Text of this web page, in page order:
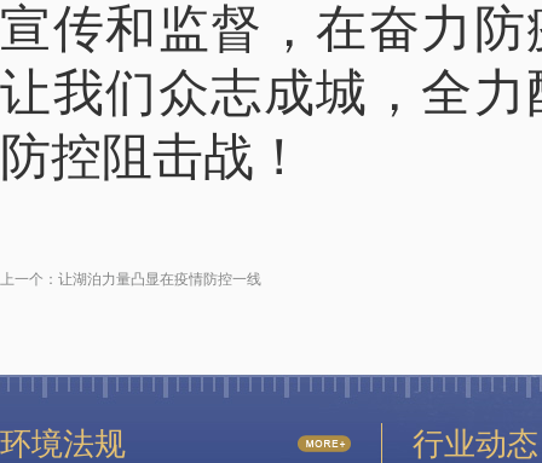
宣传和监督，在奋力
让我们众志成城，全
防控阻击战！
上一个： 让湖泊力量凸显在疫情防控一线
环境法规 行业动态